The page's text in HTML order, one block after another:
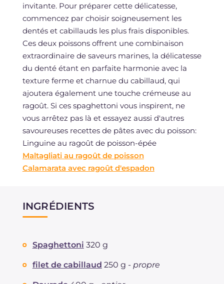
invitante. Pour préparer cette délicatesse,
commencez par choisir soigneusement les
dentés et cabillauds les plus frais disponibles.
Ces deux poissons offrent une combinaison
extraordinaire de saveurs marines, la délicatesse
du denté étant en parfaite harmonie avec la
texture ferme et charnue du cabillaud, qui
ajoutera également une touche crémeuse au
ragoût. Si ces spaghettoni vous inspirent, ne
vous arrêtez pas là et essayez aussi d'autres
savoureuses recettes de pâtes avec du poisson:
Linguine au ragoût de poisson-épée
Maltagliati au ragoût de poisson
Calamarata avec ragoût d'espadon
INGRÉDIENTS
Spaghettoni 320 g
filet de cabillaud 250 g - propre